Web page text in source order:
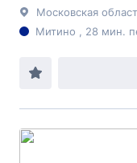
Московская
Митино , 28 мин.